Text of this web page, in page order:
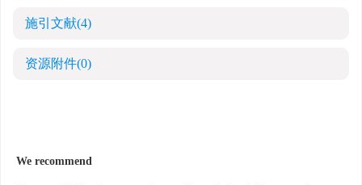
施引文献(4)
资源附件(0)
We recommend